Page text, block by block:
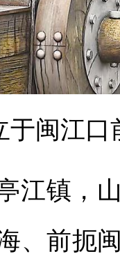
于闽江口
江镇，
、前扼